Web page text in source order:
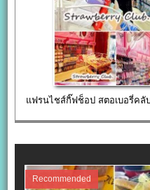
แฟรนไชส์กิ๊ฟช็อป สตอเบอรี่คลั
Recommended